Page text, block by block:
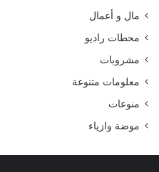
مال و أعمال
محطات راديو
مشروبات
معلومات متنوعة
منوعات
موضة وازياء